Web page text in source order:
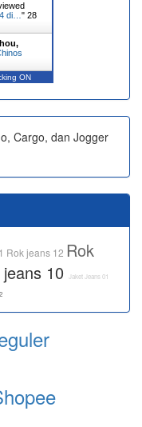
di… " 28
ON
Rok jeans 12 Rok
10 Jaket Jeans 01